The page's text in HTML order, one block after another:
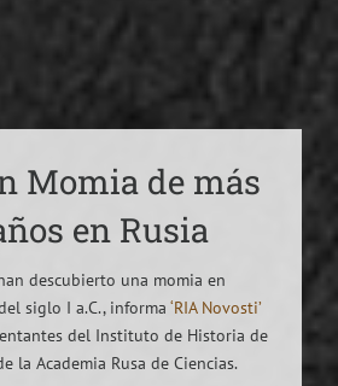
Momia de más
en Rusia
descubierto una momia en
siglo I a.C., informa ‘RIA Novosti’
del Instituto de Historia de
la Academia Rusa de Ciencias.